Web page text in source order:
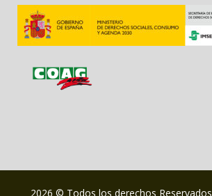
2026 © Todos los derechos Reservados